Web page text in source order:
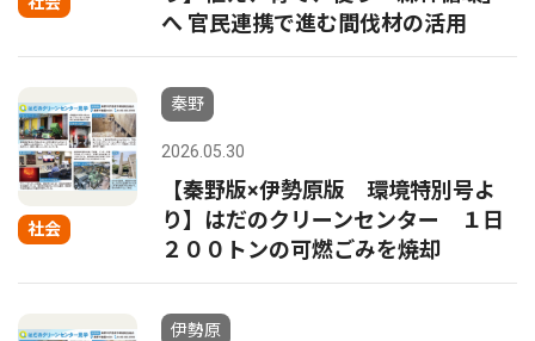
へ 官民連携で進む間伐材の活用
社会
秦野
2026.05.30
【秦野版×伊勢原版 環境特別号よ
り】はだのクリーンセンター １日
２００トンの可燃ごみを焼却
伊勢原